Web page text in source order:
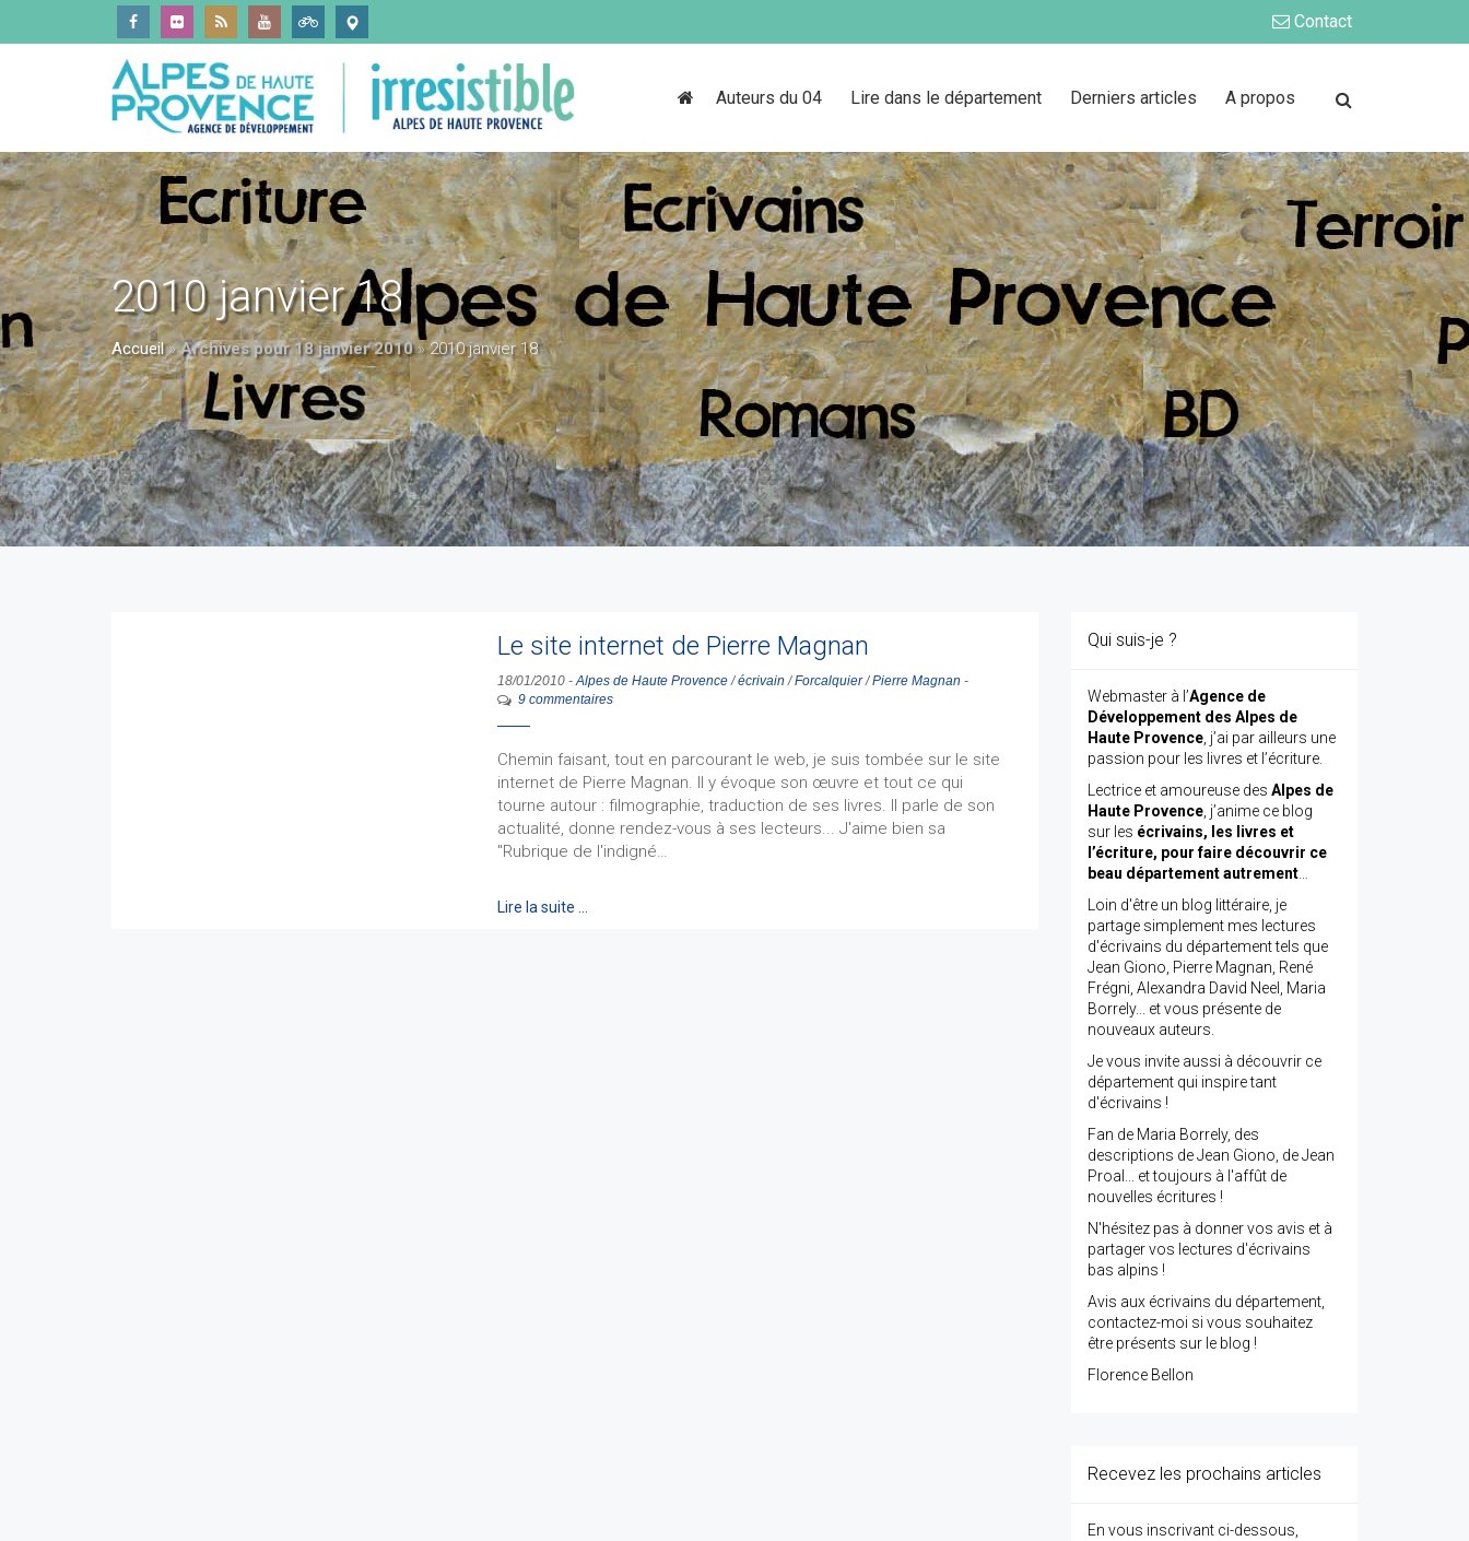
Contact
Auteurs du 04 Lire dans le département Derniers articles A propos
2010 janvier 18
Accueil»Archives pour 18 janvier 2010»2010 janvier 18
Le site internet de Pierre Magnan
18/01/2010 -Alpes de Haute Provence/écrivain /Forcalquier/Pierre Magnan -
9 commentaires
Chemin faisant, tout en parcourant le web, je suis tombée sur le site
internet de Pierre Magnan. Il y évoque son œuvre et tout ce qui
tourne autour : filmographie, traduction de ses livres. Il parle de son
actualité, donne rendez-vous à ses lecteurs... J'aime bien sa
"Rubrique de l'indigné…
Lire la suite …
Qui suis-je ?
Webmaster à l’Agence de
Développement des Alpes de
Haute Provence, j’ai par ailleurs une
passion pour les livres et l’écriture.
Lectrice et amoureuse des Alpes de
Haute Provence, j’anime ce blog
sur les écrivains, les livres et
l’écriture, pour faire découvrir ce
beau département autrement…
Loin d'être un blog littéraire, je
partage simplement mes lectures
d'écrivains du département tels que
Jean Giono, Pierre Magnan, René
Frégni, Alexandra David Neel, Maria
Borrely... et vous présente de
nouveaux auteurs.
Je vous invite aussi à découvrir ce
département qui inspire tant
d'écrivains !
Fan de Maria Borrely, des
descriptions de Jean Giono, de Jean
Proal... et toujours à l'affût de
nouvelles écritures !
N'hésitez pas à donner vos avis et à
partager vos lectures d'écrivains
bas alpins !
Avis aux écrivains du département,
contactez-moi si vous souhaitez
être présents sur le blog !
Florence Bellon
Recevez les prochains articles
En vous inscrivant ci-dessous,